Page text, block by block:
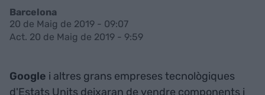
Barcelona
20 de Maig de 2019 - 09:07
Act. 20 de Maig de 2019 - 9:59
Google i altres grans empreses tecnològiques
d'Estats Units deixaran de vendre components i